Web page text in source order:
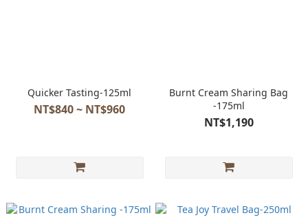
Quicker Tasting-125ml
NT$840 ~ NT$960
Burnt Cream Sharing Bag
-175ml
NT$1,190